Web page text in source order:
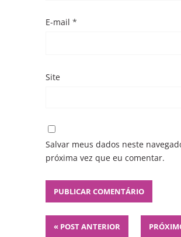
E-mail *
Site
Salvar meus dados neste
próxima vez que eu comentar.
« POST ANTERIOR